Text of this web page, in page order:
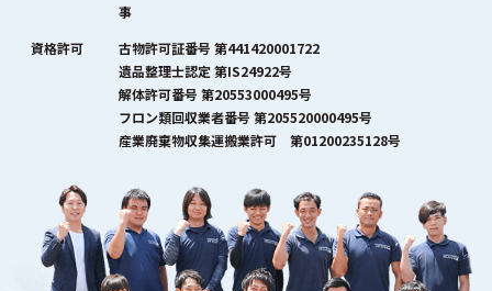
事
資格許可
古物許可証番号 第441420001722
遺品整理士認定 第IS24922号
解体許可番号 第20553000495号
フロン類回収業者番号 第205520000495号
産業廃棄物収集運搬業許可 第01200235128号